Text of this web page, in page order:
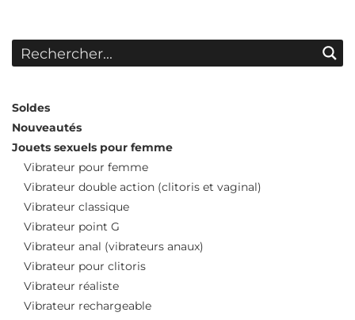
Soldes
Nouveautés
Jouets sexuels pour femme
Vibrateur pour femme
Vibrateur double action (clitoris et vaginal)
Vibrateur classique
Vibrateur point G
Vibrateur anal (vibrateurs anaux)
Vibrateur pour clitoris
Vibrateur réaliste
Vibrateur rechargeable